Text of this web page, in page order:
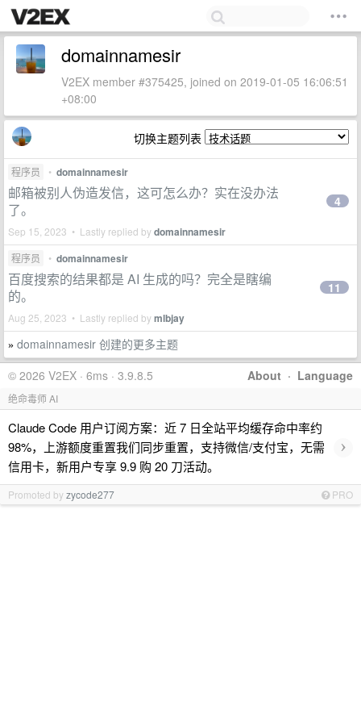
domainnamesir
V2EX member #375425, joined on 2019-01-05 16:06:51
+08:00
切换主题列表
程序员 • domainnamesir
邮箱被别人伪造发信，这可怎么办？实在没办法
了。
Sep 15, 2023 • Lastly replied bydomainnamesir
4
程序员 • domainnamesir
百度搜索的结果都是 AI 生成的吗？完全是瞎编
的。
Aug 25, 2023 • Lastly replied bymlbjay
11
» domainnamesir 创建的更多主题
About · Language
© 2026 V2EX · 6ms · 3.9.8.5
绝命毒师 AI
Claude Code 用户订阅方案：近 7 日全站平均缓存命中率约
98%，上游额度重置我们同步重置，支持微信/支付宝，无需
信用卡，新用户专享 9.9 购 20 刀活动。
›
Promoted byzycode277 PRO